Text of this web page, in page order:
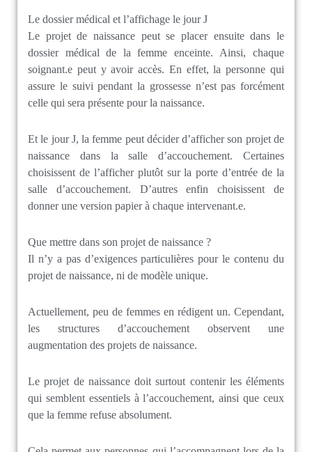
Le dossier médical et l’affichage le jour J
Le projet de naissance peut se placer ensuite dans le
dossier médical de la femme enceinte. Ainsi, chaque
soignant.e peut y avoir accès. En effet, la personne qui
assure le suivi pendant la grossesse n’est pas forcément
celle qui sera présente pour la naissance.
Et le jour J, la femme peut décider d’afficher son projet de
naissance dans la salle d’accouchement. Certaines
choisissent de l’afficher plutôt sur la porte d’entrée de la
salle d’accouchement. D’autres enfin choisissent de
donner une version papier à chaque intervenant.e.
Que mettre dans son projet de naissance ?
Il n’y a pas d’exigences particulières pour le contenu du
projet de naissance, ni de modèle unique.
Actuellement, peu de femmes en rédigent un. Cependant,
les structures d’accouchement observent une
augmentation des projets de naissance.
Le projet de naissance doit surtout contenir les éléments
qui semblent essentiels à l’accouchement, ainsi que ceux
que la femme refuse absolument.